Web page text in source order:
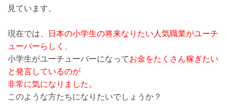
見ています。
現在では、
日本の小学生の将来なりたい人気職業がユーチ
ューバーらしく、
小学生がユーチューバーになってお金をたくさん稼ぎたい
と発言しているのが
非常に気になりました。
このような方たちになりたいでしょうか？